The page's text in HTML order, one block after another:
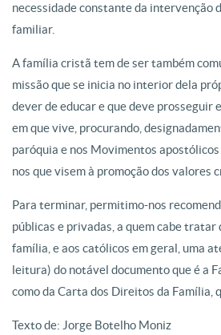
necessidade constante da intervenção
familiar.
A família cristã tem de ser também
missão que se inicia no interior dela
dever de educar e que deve prosseguir
em que vive, procurando,
paróquia e nos Movimentos
nos que visem à promoção dos valores
Para terminar, permitimo-nos
públicas e privadas, a quem cabe tratar
família, e aos católicos em geral, uma
leitura) do notável documento que é a
como da Carta dos Direitos da Família,
Texto de: Jorge Botelho Moniz